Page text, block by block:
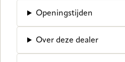
Openingstijden
Over deze dealer